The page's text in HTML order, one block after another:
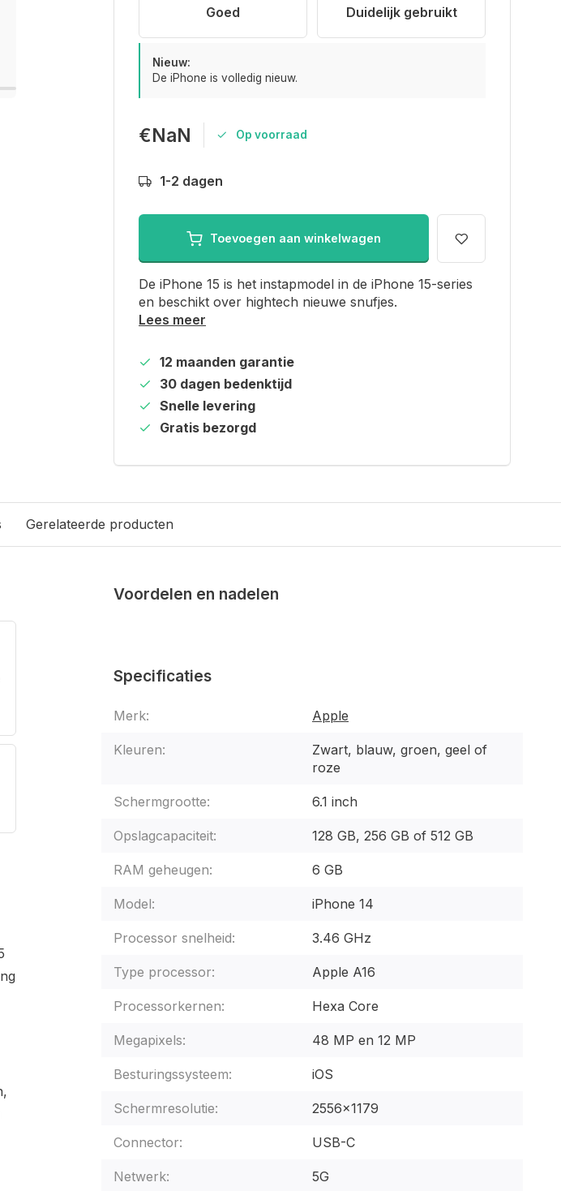
Goed Duidelijk gebruikt
Nieuw:
De iPhone is volledig nieuw.
€NaN Op voorraad
1-2 dagen
Toevoegen aan winkelwagen
De iPhone 15 is het instapmodel in de iPhone 15-series
en beschikt over hightech nieuwe snufjes.
Lees meer
12 maanden garantie
30 dagen bedenktijd
Snelle levering
Gratis bezorgd
Gerelateerde producten
Voordelen en nadelen
Specificaties
Merk: Apple
Kleuren:
Zwart, blauw, groen, geel of
roze
Schermgrootte: 6.1 inch
Opslagcapaciteit: 128 GB, 256 GB of 512 GB
RAM geheugen: 6 GB
Model: iPhone 14
Processor snelheid: 3.46 GHz
Type processor: Apple A16
Processorkernen: Hexa Core
Megapixels: 48 MP en 12 MP
Besturingssysteem: iOS
Schermresolutie: 2556x1179
Connector: USB-C
Netwerk: 5G